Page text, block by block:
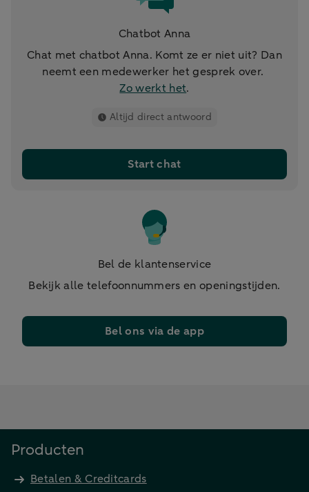
Chatbot Anna
Chat met chatbot Anna. Komt ze er niet uit? Dan
neemt een medewerker het gesprek over.
Zo werkt het.
Altijd direct antwoord
Start chat
Bel de klantenservice
Bekijk alle telefoonnummers en openingstijden.
Bel ons via de app
Producten
Betalen & Creditcards